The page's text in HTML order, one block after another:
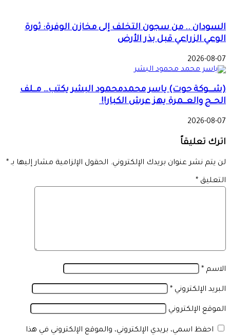
السودان .. من سجون التخلف إلى مخازن الوفرة: ثورة
الوعي الزراعي قبل بذر الأرض
2026-08-07
(شـــوكة حوت) ياسر محمدمحمود البشر يكتب… مــلف
الحــج والعــمرة يهز عرش الكبار!!
2026-08-07
اترك تعليقاً
لن يتم نشر عنوان بريدك الإلكتروني. الحقول الإلزامية مشار إليها بـ *
التعليق *
الاسم *
البريد الإلكتروني *
الموقع الإلكتروني
احفظ اسمي، بريدي الإلكتروني، والموقع الإلكتروني في هذا